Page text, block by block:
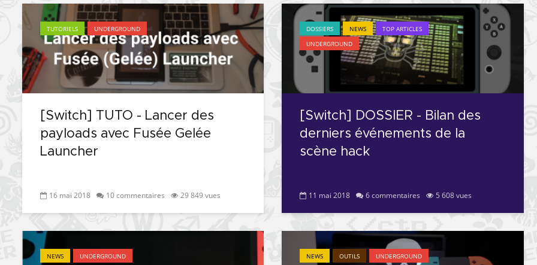
TUTORIELS UNDERGROUND
[Switch] TUTO - Lancer des
payloads avec Fusée Gelée
Launcher
16 mai 2018 10 commentaires 29 849 vues
DOSSIERS NEWS
TOP ARTICLES
UNDERGROUND
[Switch] DOSSIER - Bilan des
derniers événements de la
scène hack
11 mai 2018 6 commentaires 5 608 vues
NEWS UNDERGROUND NEWS OUTILS UNDERGROUND